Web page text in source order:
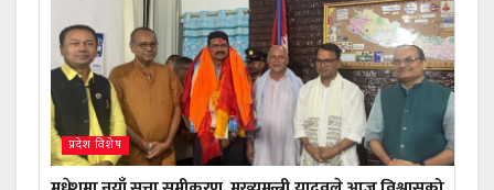
प्रदेश विशेष